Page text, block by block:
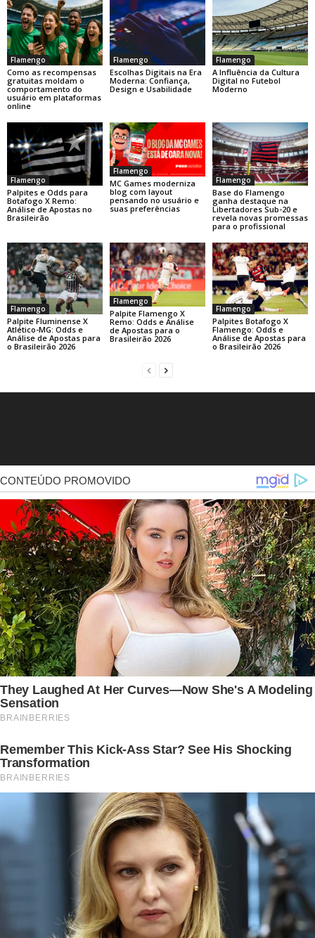
Flamengo
Como as recompensas
gratuitas moldam o
comportamento do
usuário em plataformas
online
Flamengo
Escolhas Digitais na Era
Moderna: Confiança,
Design e Usabilidade
Flamengo
A Influência da Cultura
Digital no Futebol
Moderno
Flamengo
Palpites e Odds para
Botafogo X Remo:
Análise de Apostas no
Brasileirão
Flamengo
MC Games moderniza
blog com layout
pensando no usuário e
suas preferências
Flamengo
Base do Flamengo
ganha destaque na
Libertadores Sub-20 e
revela novas promessas
para o profissional
Flamengo
Palpite Fluminense X
Atlético-MG: Odds e
Análise de Apostas para
o Brasileirão 2026
Flamengo
Palpite Flamengo X
Remo: Odds e Análise
de Apostas para o
Brasileirão 2026
Flamengo
Palpites Botafogo X
Flamengo: Odds e
Análise de Apostas para
o Brasileirão 2026